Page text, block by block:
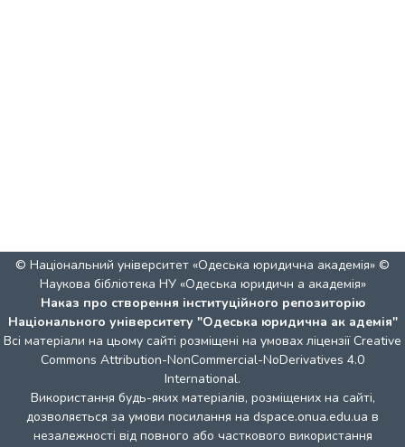
© Національний університет «Одеська юридична академія» ©
Наукова бібліотека НУ «Одеська юридичн а академія»
Наказ про створення інституційного репозиторію
Національного університету "Одеська юридична ак адемія"
Всі матеріали на цьому сайті розміщені на умовах ліцензії Creative
Commons Attribution-NonCommercial-NoDerivatives 4.0
International.
Використання будь-яких матеріалів, розміщених на сайті,
дозволяється за умови посилання на dspace.onua.edu.ua в
незалежності від повного або часткового використання